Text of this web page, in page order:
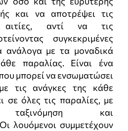
και να αποτρέψει τις
αιτίες, αντί να τις
συγκεκριμένες
ανάλογα με τα μοναδικά
παραλίας. Είναι ένα
μπορεί να ενσωματώσει
τις ανάγκες της κάθε
σε όλες τις παραλίες, με
ταξινόμηση και
λουόμενοι συμμετέχουν